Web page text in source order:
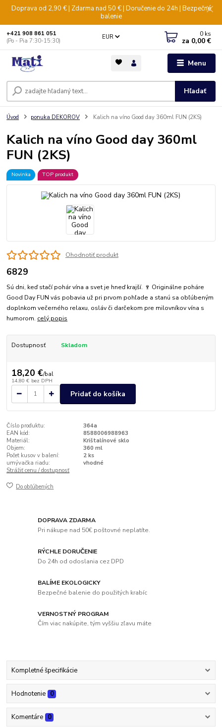
Doprava od 2,90 € | Zdarma nad 50 € | Doručenie do 24h | Bezpečné
balenie
Menu
EUR
Hľadať
+421 908 861 051
(Po - Pia 7:30-15:30)
0 ks
za 0,00 €
Úvod ponuka DEKOROV Kalich na víno Good day 360ml FUN (2KS)
Kalich na víno Good day 360ml
FUN (2KS)
Novinka TOP produkt
Ohodnotiť produkt
6829
Sú dni, keď stačí pohár vína a svet je hneď krajší. 🍷 Originálne poháre
Good Day FUN vás pobavia už pri prvom pohľade a stanú sa obľúbeným
doplnkom večerného relaxu, osláv či darčekom pre milovníkov vína s
humorom. celý popis
Dostupnosť Skladom
18,20 €/bal
14,80 € bez DPH
Pridať do košíka
Číslo produktu:
364a
EAN kód:
8588006988963
Materiál:
Krištalínové sklo
Objem:
360 ml
Počet kusov v balení:
2 ks
umývačka riadu:
vhodné
Strážiť cenu / dostupnosť
Do obľúbených
DOPRAVA ZDARMA
Pri nákupe nad 50€ poštovné neplatíte.
RÝCHLE DORUČENIE
Do 24h od odoslania cez DPD
BALÍME EKOLOGICKY
Bezpečné balenie do použitých krabíc
VERNOSTNÝ PROGRAM
Čím viac nakúpite, tým vyššiu zľavu máte
Kompletné špecifikácie
Hodnotenie 0
Komentáre 0